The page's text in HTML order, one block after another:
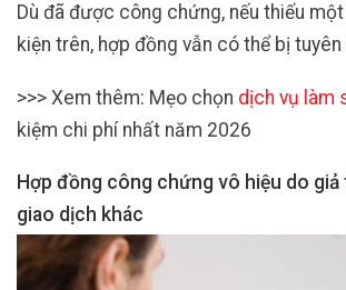
Dù đã được công chứng, nếu thiếu
kiện trên, hợp đồng vẫn có thể bị tuyên
>>> Xem thêm: Mẹo chọn dịch vụ làm
kiệm chi phí nhất năm 2026
Hợp đồng công chứng vô hiệu do giả
giao dịch khác